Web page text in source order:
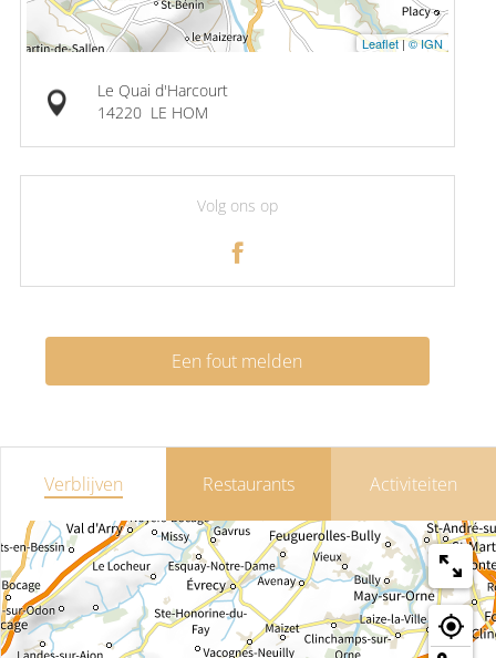
Leaflet|© IGN
Le Quai d'Harcourt
14220 LE HOM
Volg ons op
Een fout melden
Verblijven Restaurants Activiteiten